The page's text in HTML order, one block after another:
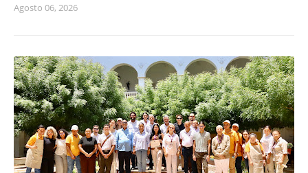
Agosto 06, 2026